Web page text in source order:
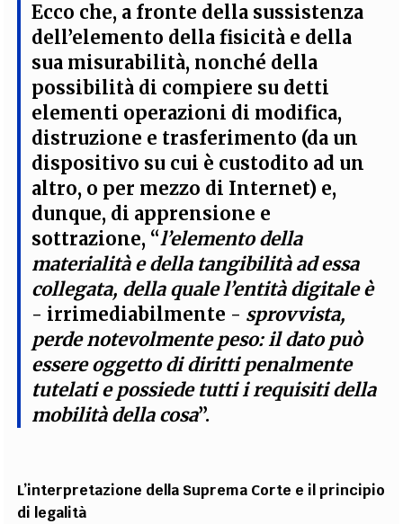
Ecco che, a fronte della sussistenza
dell’elemento della fisicità e della
sua misurabilità, nonché della
possibilità di compiere su detti
elementi operazioni di modifica,
distruzione e trasferimento (da un
dispositivo su cui è custodito ad un
altro, o per mezzo di Internet) e,
dunque, di apprensione e
sottrazione, “l’elemento della
materialità e della tangibilità ad essa
collegata, della quale l’entità digitale è
- irrimediabilmente - sprovvista,
perde notevolmente peso: il dato può
essere oggetto di diritti penalmente
tutelati e possiede tutti i requisiti della
mobilità della cosa”.
L’interpretazione della Suprema Corte e il principio
di legalità